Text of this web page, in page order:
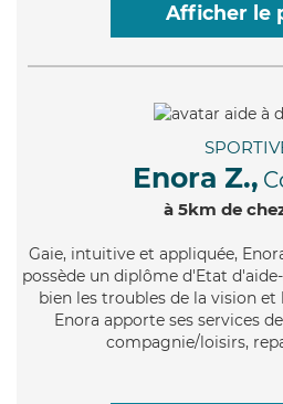
Afficher le
Enora Z.,
à 5km de
Gaie, intuitive et appliquée,
possède un diplôme d'Etat
bien les troubles de la vision
Enora apporte ses services
compagnie/loisirs,